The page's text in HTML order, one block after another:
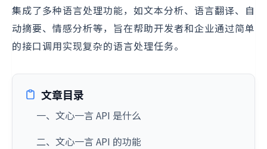
集成了多种语言处理功能，如文本分析、语言翻译、自
动摘要、情感分析等，旨在帮助开发者和企业通过简单
的接口调用实现复杂的语言处理任务。
文章目录
一、文心一言 API 是什么
二、文心一言 API 的功能